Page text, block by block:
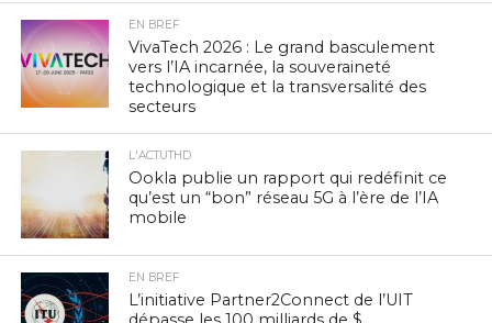
EN BREF
VivaTech 2026 : Le grand basculement
vers l’IA incarnée, la souveraineté
technologique et la transversalité des
secteurs
L'ACTUTHD
Ookla publie un rapport qui redéfinit ce
qu’est un “bon” réseau 5G à l’ère de l’IA
mobile
EN BREF
L’initiative Partner2Connect de l’UIT